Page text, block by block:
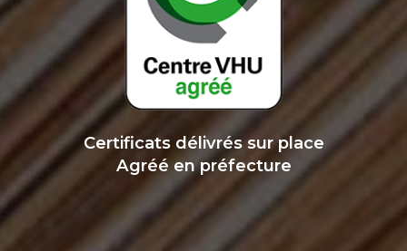
Certificats délivrés sur place
Agréé en préfecture